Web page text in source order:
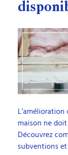
maison ne
Découvrez
subventions